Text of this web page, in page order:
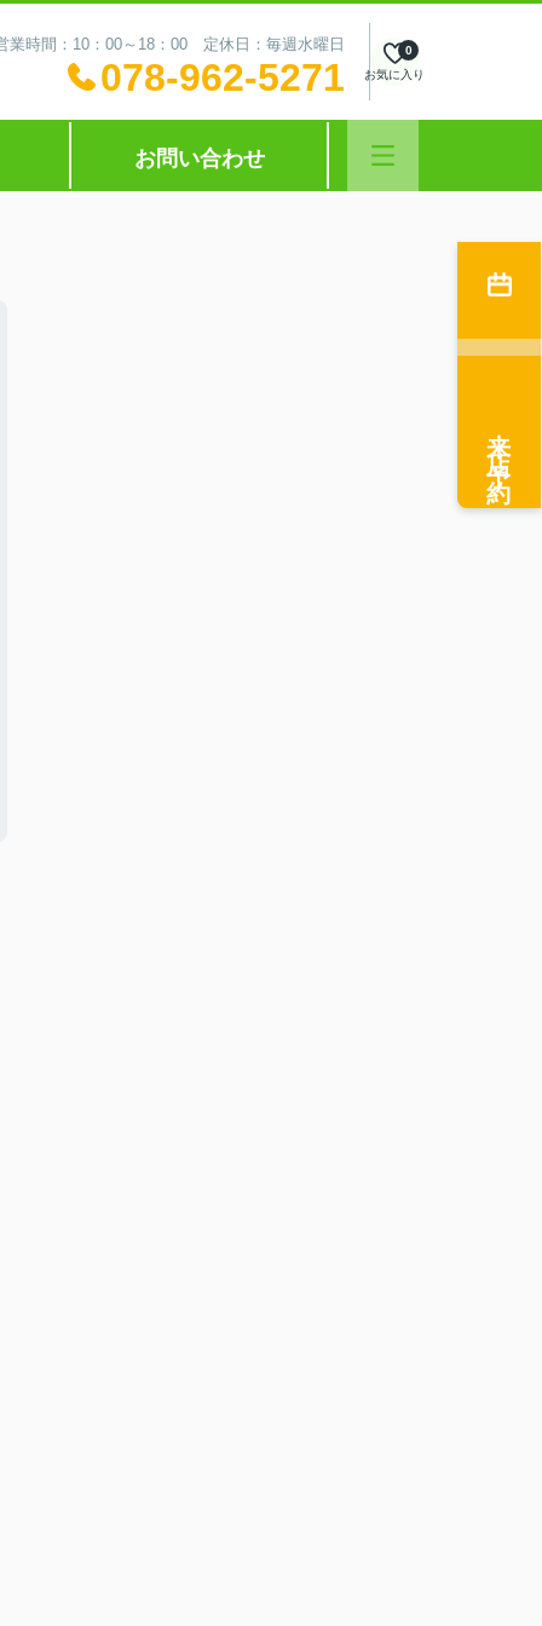
業時間：10：00～18：00 定休日：毎週水曜日
078-962-5271 お気に入り
0
お問い合わせ
来店予約